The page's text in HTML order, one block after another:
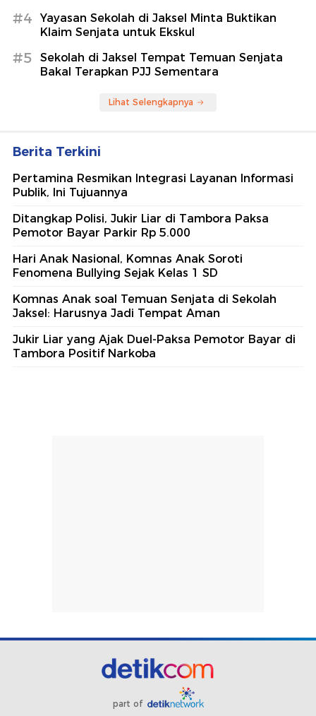
#4
Yayasan Sekolah di Jaksel Minta Buktikan
Klaim Senjata untuk Ekskul
#5
Sekolah di Jaksel Tempat Temuan Senjata
Bakal Terapkan PJJ Sementara
Lihat Selengkapnya
Berita Terkini
Pertamina Resmikan Integrasi Layanan Informasi
Publik, Ini Tujuannya
Ditangkap Polisi, Jukir Liar di Tambora Paksa
Pemotor Bayar Parkir Rp 5.000
Hari Anak Nasional, Komnas Anak Soroti
Fenomena Bullying Sejak Kelas 1 SD
Komnas Anak soal Temuan Senjata di Sekolah
Jaksel: Harusnya Jadi Tempat Aman
Jukir Liar yang Ajak Duel-Paksa Pemotor Bayar di
Tambora Positif Narkoba
part of